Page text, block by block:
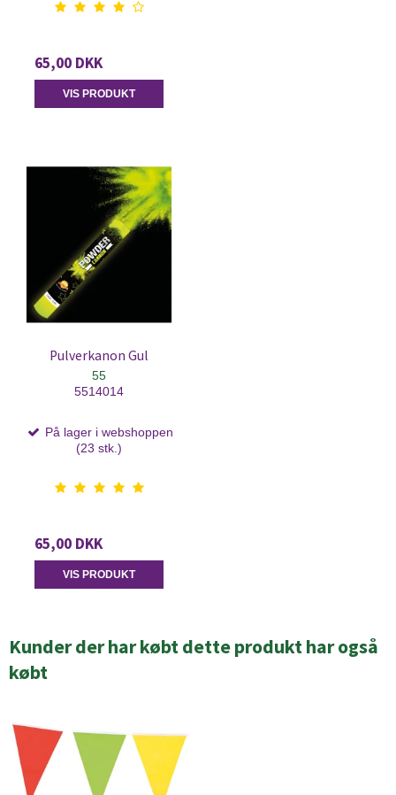
65,00 DKK
VIS PRODUKT
Pulverkanon Gul
55
5514014
På lager i webshoppen
(23 stk.)
65,00 DKK
VIS PRODUKT
Kunder der har købt dette produkt har også
købt